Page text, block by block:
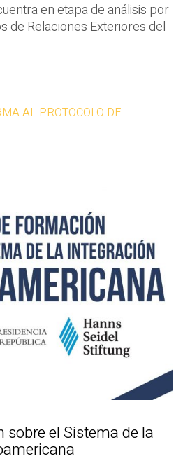
en etapa de análisis por
de Relaciones Exteriores del
AL PROTOCOLO DE
sobre el Sistema de la